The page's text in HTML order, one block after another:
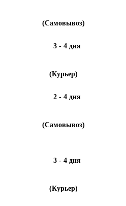
(Самовывоз)
3 - 4 дня
(Курьер)
2 - 4 дня
(Самовывоз)
3 - 4 дня
(Курьер)